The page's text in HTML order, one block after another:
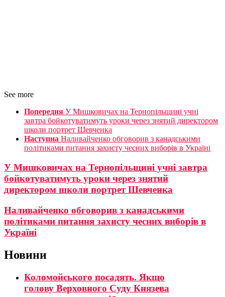
See more
Попередня У Мишковичах на Тернопільщині учні
завтра бойкотуватимуть уроки через знятий директором
школи портрет Шевченка
Наступна Наливайченко обговорив з канадськими
політиками питання захисту чесних виборів в Україні
У Мишковичах на Тернопільщині учні завтра
бойкотуватимуть уроки через знятий
директором школи портрет Шевченка
Наливайченко обговорив з канадськими
політиками питання захисту чесних виборів в
Україні
Новини
Коломойського посадять. Якщо
голову Верховного Суду Князева